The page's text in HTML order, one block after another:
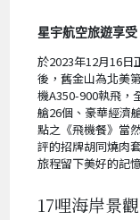
星宇航空旅遊享受
於2023年12月16日
後，舊金山為北美
機A350-900執飛，
艙26個、豪華經濟
點之《飛機餐》當
評的招牌胡同燒肉
旅程留下美好的記
17哩海岸景觀